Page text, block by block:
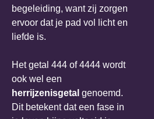
begeleiding, want zij zorgen
ervoor dat je pad vol licht en
liefde is.
Het getal 444 of 4444 wordt
ook wel een
herrijzenisgetal genoemd.
Dit betekent dat een fase in